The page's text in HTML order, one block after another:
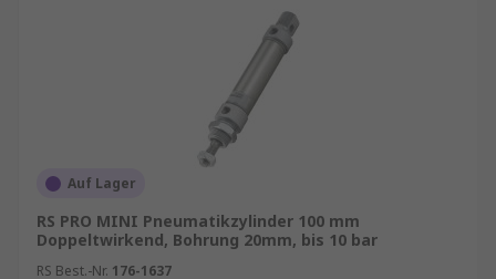
Auf Lager
RS PRO MINI Pneumatikzylinder 100 mm
Doppeltwirkend, Bohrung 20mm, bis 10 bar
RS Best.-Nr. 176-1637